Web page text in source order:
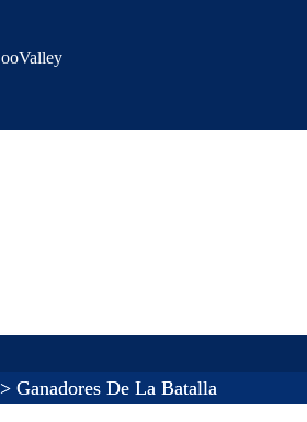
> Ganadores De La Batalla